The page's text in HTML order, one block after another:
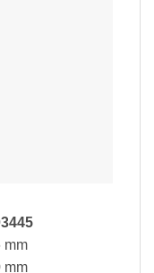
mm
mm